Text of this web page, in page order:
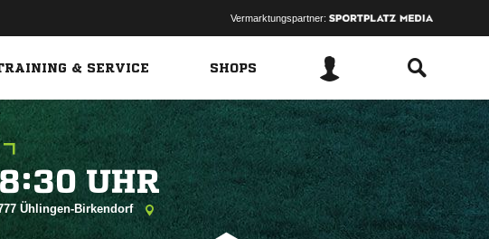
Vermarktungspartner:
& SERVICE SHOPS

Ühlingen-Birkendorf